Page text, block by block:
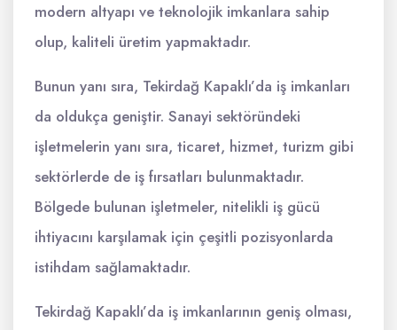
modern altyapı ve teknolojik imkanlara sahip
olup, kaliteli üretim yapmaktadır.
Bunun yanı sıra, Tekirdağ Kapaklı’da iş imkanları
da oldukça geniştir. Sanayi sektöründeki
işletmelerin yanı sıra, ticaret, hizmet, turizm gibi
sektörlerde de iş fırsatları bulunmaktadır.
Bölgede bulunan işletmeler, nitelikli iş gücü
ihtiyacını karşılamak için çeşitli pozisyonlarda
istihdam sağlamaktadır.
Tekirdağ Kapaklı’da iş imkanlarının geniş olması,